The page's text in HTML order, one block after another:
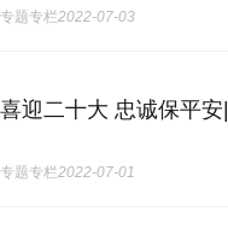
专题专栏2022-07-03
喜迎二十大 忠诚保平
专题专栏2022-07-01